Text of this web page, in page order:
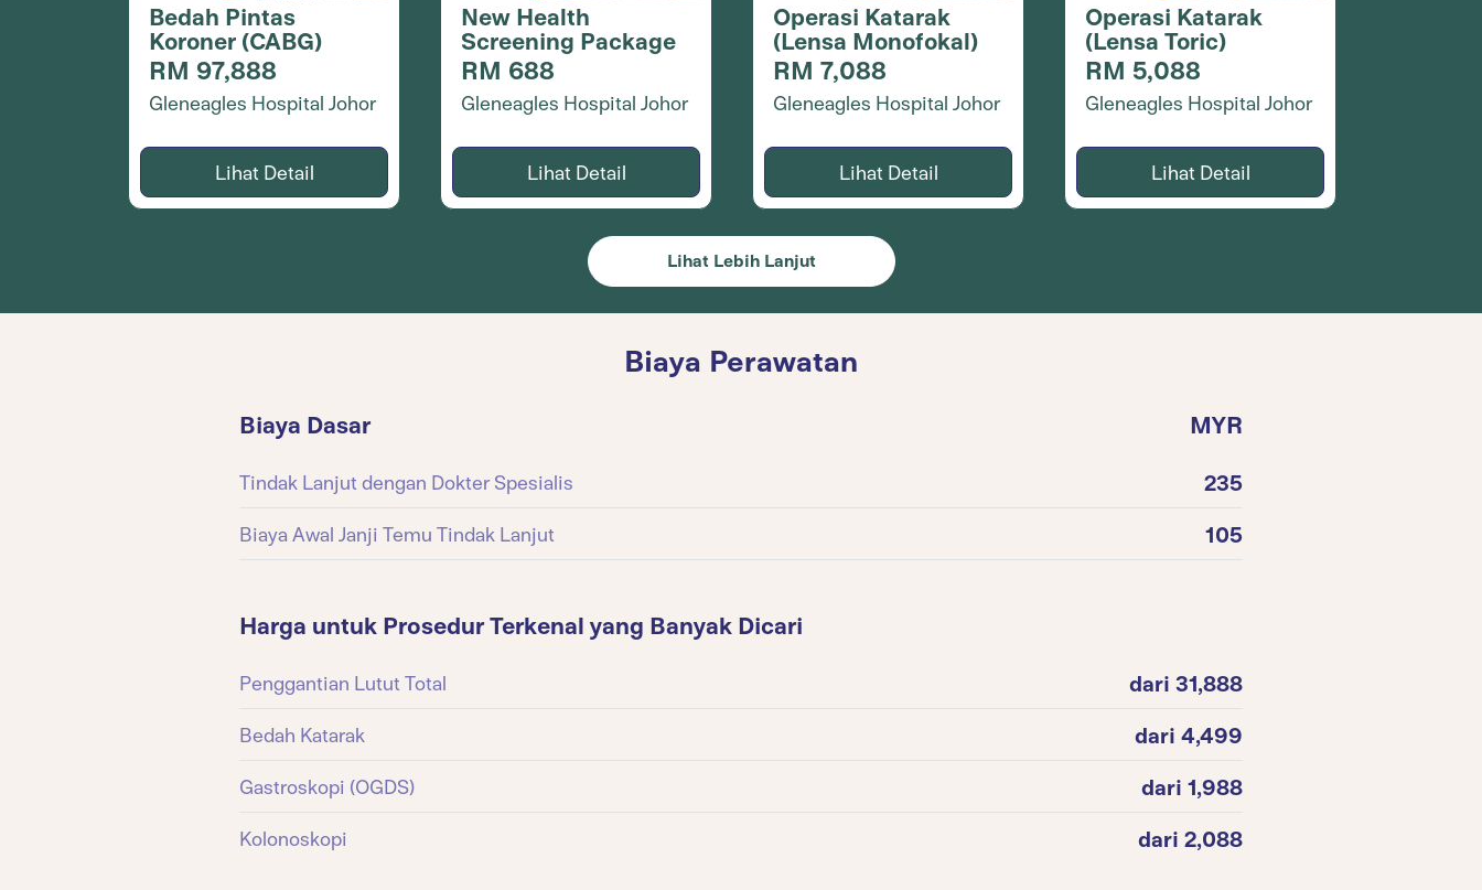
Bedah Pintas
Koroner (CABG)
RM 97,888
Gleneagles Hospital Johor
Lihat Detail
New Health
Screening Package
RM 688
Gleneagles Hospital Johor
Lihat Detail
Operasi Katarak
(Lensa Monofokal)
RM 7,088
Gleneagles Hospital Johor
Lihat Detail
Operasi Katarak
(Lensa Toric)
RM 5,088
Gleneagles Hospital Johor
Lihat Detail
Lihat Lebih Lanjut
Biaya Perawatan
Biaya Dasar MYR
Tindak Lanjut dengan Dokter Spesialis 235
Biaya Awal Janji Temu Tindak Lanjut 105
Harga untuk Prosedur Terkenal yang Banyak Dicari
Penggantian Lutut Total dari 31,888
Bedah Katarak dari 4,499
Gastroskopi (OGDS) dari 1,988
Kolonoskopi dari 2,088